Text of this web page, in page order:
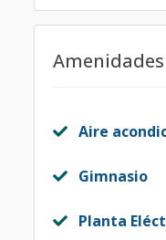
Amenidades
Aire
Gimnasio
Planta